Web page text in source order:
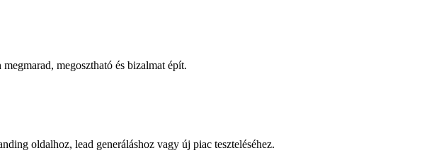
megosztható és bizalmat épít.
oldalhoz, lead generáláshoz vagy új piac teszteléséhez.